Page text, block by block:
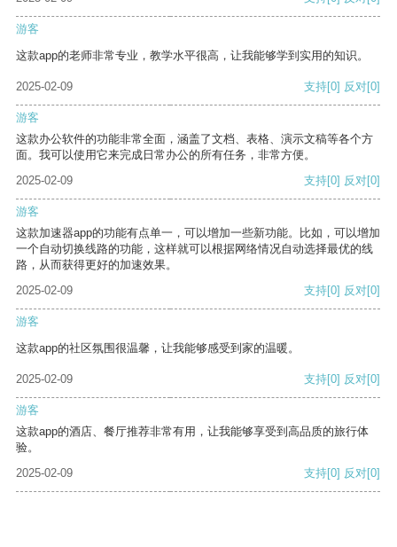
游客
这款app的老师非常专业，教学水平很高，让我能够学到实用的知识。
2025-02-09 支持[0] 反对[0]
游客
这款办公软件的功能非常全面，涵盖了文档、表格、演示文稿等各个方
面。我可以使用它来完成日常办公的所有任务，非常方便。
2025-02-09
支持[0] 反对[0]
游客
这款加速器app的功能有点单一，可以增加一些新功能。比如，可以增加
一个自动切换线路的功能，这样就可以根据网络情况自动选择最优的线
路，从而获得更好的加速效果。
2025-02-09
支持[0] 反对[0]
游客
这款app的社区氛围很温馨，让我能够感受到家的温暖。
2025-02-09 支持[0] 反对[0]
游客
这款app的酒店、餐厅推荐非常有用，让我能够享受到高品质的旅行体
验。
2025-02-09
支持[0] 反对[0]